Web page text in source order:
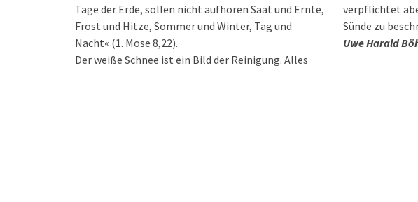
Tage der Erde, sollen nicht aufhören Saat und Ernte,
Frost und Hitze, Sommer und Winter, Tag und
Nacht« (1. Mose 8,22).
Der weiße Schnee ist ein Bild der Reinigung. Alles
verpflichtet
Sünde zu
Uwe Harald